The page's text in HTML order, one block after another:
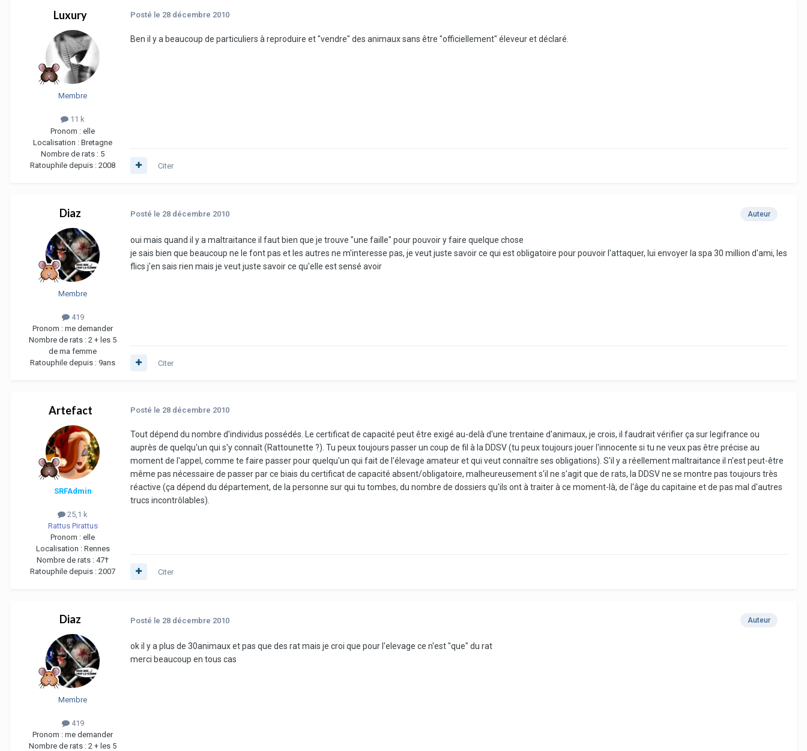
Luxury
Membre
11 k
Pronom : elle
Localisation : Bretagne
Nombre de rats : 5
Ratouphile depuis : 2008
Posté le 28 décembre 2010
Ben il y a beaucoup de particuliers à reproduire et "vendre" des animaux sans être "officiellement" éleveur et déclaré.
Citer
Diaz
Membre
419
Pronom : me demander
Nombre de rats : 2 + les 5
de ma femme
Ratouphile depuis : 9ans
Auteur
Posté le 28 décembre 2010
oui mais quand il y a maltraitance il faut bien que je trouve "une faille" pour pouvoir y faire quelque chose
je sais bien que beaucoup ne le font pas et les autres ne m'interesse pas, je veut juste savoir ce qui est obligatoire pour pouvoir l'attaquer, lui envoyer la spa 30 million d'ami, les
flics j'en sais rien mais je veut juste savoir ce qu'elle est sensé avoir
Citer
Artefact
SRFAdmin
25,1 k
Rattus Pirattus
Pronom : elle
Localisation : Rennes
Nombre de rats : 47†
Ratouphile depuis : 2007
Posté le 28 décembre 2010
Tout dépend du nombre d'individus possédés. Le certificat de capacité peut être exigé au-delà d'une trentaine d'animaux, je crois, il faudrait vérifier ça sur legifrance ou
auprès de quelqu'un qui s'y connaît (Rattounette ?). Tu peux toujours passer un coup de fil à la DDSV (tu peux toujours jouer l'innocente si tu ne veux pas être précise au
moment de l'appel, comme te faire passer pour quelqu'un qui fait de l'élevage amateur et qui veut connaître ses obligations). S'il y a réellement maltraitance il n'est peut-être
même pas nécessaire de passer par ce biais du certificat de capacité absent/obligatoire, malheureusement s'il ne s'agit que de rats, la DDSV ne se montre pas toujours très
réactive (ça dépend du département, de la personne sur qui tu tombes, du nombre de dossiers qu'ils ont à traiter à ce moment-là, de l'âge du capitaine et de pas mal d'autres
trucs incontrôlables).
Citer
Diaz
Membre
419
Pronom : me demander
Nombre de rats : 2 + les 5
Auteur
Posté le 28 décembre 2010
ok il y a plus de 30animaux et pas que des rat mais je croi que pour l'elevage ce n'est "que" du rat
merci beaucoup en tous cas